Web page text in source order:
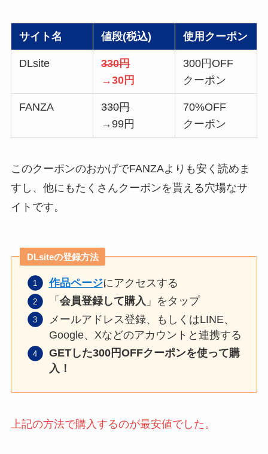
サイト名 値段(税込) 使用クーポン
DLsite
330円
→30円
300円OFF
クーポン
FANZA
330円
→99円
70%OFF
クーポン
このクーポンのおかげでFANZAよりも安く読めま
すし、他にもたくさんクーポンを貰える穴場なサ
イトです。
DLsiteの登録方法
作品ページにアクセスする
「 会員登録して購入 」をタップ
メールアドレス登録、もしくはLINE、
Google、Xなどのアカウントと連携する
GETした300円OFFクーポンを使って購
入！
上記の方法で購入するのが最安値でした。